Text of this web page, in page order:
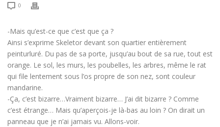
0
-Mais qu’est-ce que c’est que ça ?
Ainsi s’exprime Skeletor devant son quartier entièrement
peinturluré. Du pas de sa porte, jusqu’au bout de sa rue, tout est
orange. Le sol, les murs, les poubelles, les arbres, même le rat
qui file lentement sous l’os propre de son nez, sont couleur
mandarine.
-Ça, c’est bizarre…Vraiment bizarre… J’ai dit bizarre ? Comme
c’est étrange… Mais qu’aperçois-je là-bas au loin ? On dirait un
panneau que je n’ai jamais vu. Allons-voir.